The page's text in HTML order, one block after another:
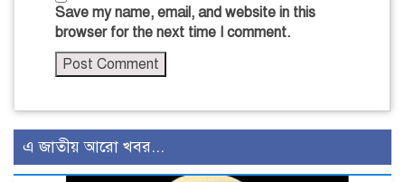
Save my name, email, and website in this
browser for the next time I comment.
এ জাতীয় আরো খবর...